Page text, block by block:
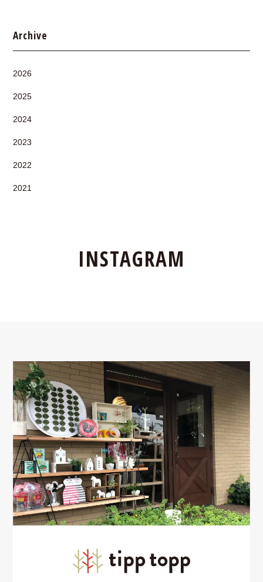
Archive
2026
2025
2024
2023
2022
2021
INSTAGRAM